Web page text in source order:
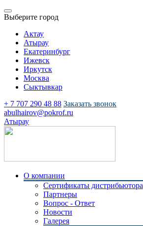
Выберите город
Актау
Атырау
Екатеринбург
Ижевск
Иркутск
Москва
Сыктывкар
+ 7 707 290 48 88 Заказать звонок
abulhairov@pokrof.ru
Атырау
О компании
Сертификаты дистрибьютора
Партнеры
Вопрос - Ответ
Новости
Галерея